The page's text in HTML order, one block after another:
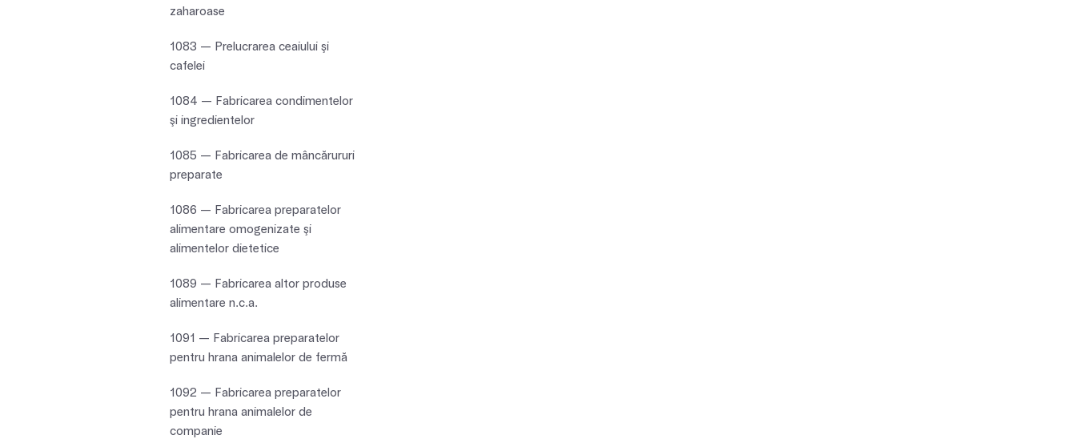
zaharoase
1083 — Prelucrarea ceaiului şi
cafelei
1084 — Fabricarea condimentelor
şi ingredientelor
1085 — Fabricarea de mâncărururi
preparate
1086 — Fabricarea preparatelor
alimentare omogenizate şi
alimentelor dietetice
1089 — Fabricarea altor produse
alimentare n.c.a.
1091 — Fabricarea preparatelor
pentru hrana animalelor de fermă
1092 — Fabricarea preparatelor
pentru hrana animalelor de
companie